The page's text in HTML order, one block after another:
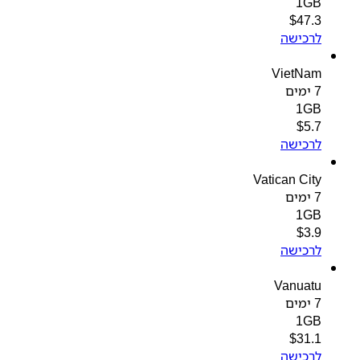
$47.3
לרכישה
VietNam
1GB
$
לרכישה
Vatican City
1GB
$
לרכישה
Vanuatu
1GB
$31.1
לרכישה